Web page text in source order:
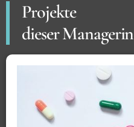
Projekte
dieser Managerin